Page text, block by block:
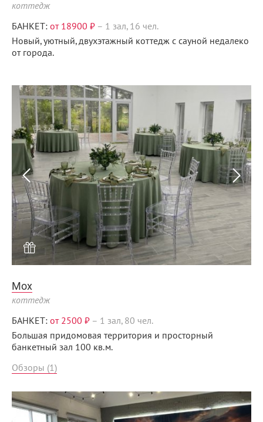
коттедж
БАНКЕТ: от 18900 ₽ – 1 зал, 16 чел.
Новый, уютный, двухэтажный коттедж с сауной недалеко
от города.
Мох
коттедж
БАНКЕТ: от 2500 ₽ – 1 зал, 80 чел.
Большая придомовая территория и просторный
банкетный зал 100 кв.м.
Обзоры (1)